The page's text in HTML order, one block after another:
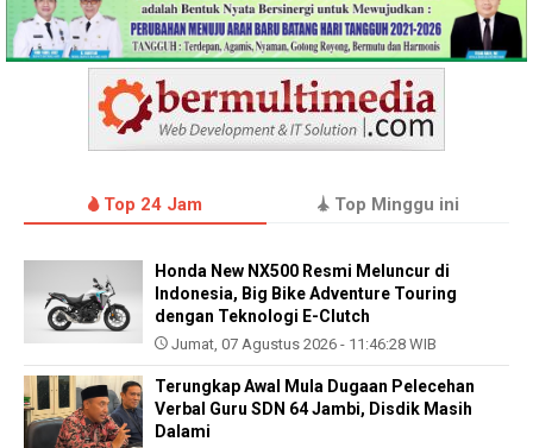
Top 24 Jam Top Minggu ini
Honda New NX500 Resmi Meluncur di
Indonesia, Big Bike Adventure Touring
dengan Teknologi E-Clutch
Jumat, 07 Agustus 2026 - 11:46:28 WIB
Terungkap Awal Mula Dugaan Pelecehan
Verbal Guru SDN 64 Jambi, Disdik Masih
Dalami